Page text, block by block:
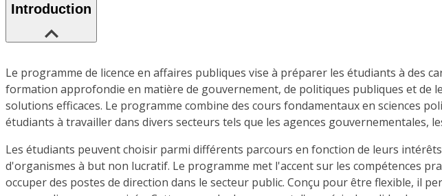
Introduction
Le programme de licence en affaires publiques vise à préparer les étudiants à des
formation approfondie en matière de gouvernement, de politiques publiques et
solutions efficaces. Le programme combine des cours fondamentaux en sciences
étudiants à travailler dans divers secteurs tels que les agences
Les étudiants peuvent choisir parmi différents parcours en fonction de leurs
d'organismes à but non lucratif. Le programme met l'accent sur les compétences
occuper des postes de direction dans le secteur public. Conçu pour être flexible, il